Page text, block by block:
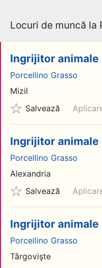
Locuri de muncă la
Ingrijitor animale
Porcellino Grasso
Mizil
Salvează
Ingrijitor animale
Porcellino Grasso
Alexandria
Salvează
Ingrijitor animale
Porcellino Grasso
Târgovişte